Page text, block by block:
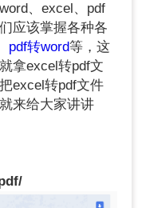
、excel、pdf
应该掌握各种各
pdf转word等，这
拿excel转pdf文
excel转pdf文件
来给大家讲讲